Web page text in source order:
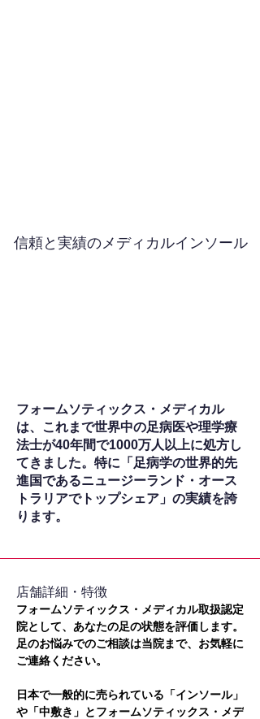
信頼と実績のメディカルインソール
フォームソティックス・メディカル
は、これまで世界中の足病医や理学療
法士が40年間で1000万人以上に処方し
てきました。特に「足病学の世界的先
進国であるニュージーランド・オース
トラリアでトップシェア」の実績を誇
ります。
​店舗詳細・特徴
フォームソティックス・メディカル取扱認定
院として、あなたの足の状態を評価します。
足のお悩みでのご相談は当院まで、お気軽に
ご連絡ください。
日本で一般的に売られている「インソール」
や「中敷き」とフォームソティックス・メデ